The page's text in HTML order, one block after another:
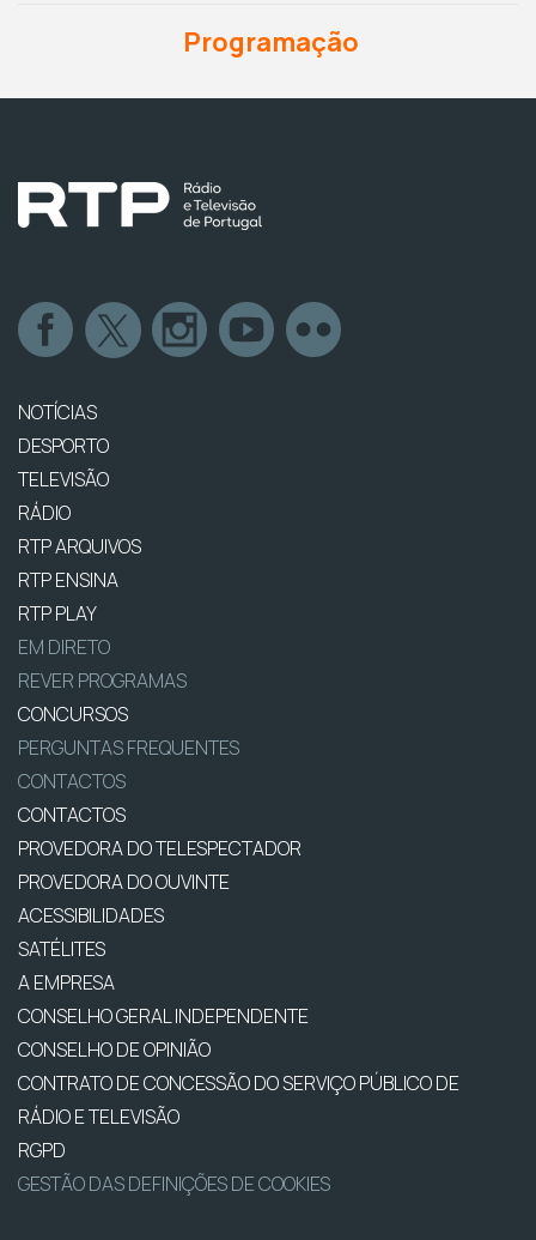
Programação
NOTÍCIAS
DESPORTO
TELEVISÃO
RÁDIO
RTP ARQUIVOS
RTP ENSINA
RTP PLAY
EM DIRETO
REVER PROGRAMAS
CONCURSOS
PERGUNTAS FREQUENTES
CONTACTOS
CONTACTOS
PROVEDORA DO TELESPECTADOR
PROVEDORA DO OUVINTE
ACESSIBILIDADES
SATÉLITES
A EMPRESA
CONSELHO GERAL INDEPENDENTE
CONSELHO DE OPINIÃO
CONTRATO DE CONCESSÃO DO SERVIÇO PÚBLICO DE
RÁDIO E TELEVISÃO
RGPD
GESTÃO DAS DEFINIÇÕES DE COOKIES